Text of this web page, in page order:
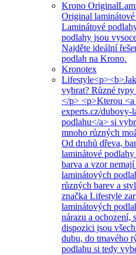
Krono Original
Original
Laminátové
podlahy jsou
Najděte ideální
podlah na Krono.
Kronotex
Lifestyle
vybrat? Různé
</p> <p>Kterou
experts.cz/dubovy-
podlahu</a> si
mnoho různých
Od druhů dřeva,
laminátové
barva a vzor
laminátových
různých barev a
značka Lifestyle
laminátových
nárazu a ochození,
dispozici jsou
dubu, do tmavého
podlahu si tedy